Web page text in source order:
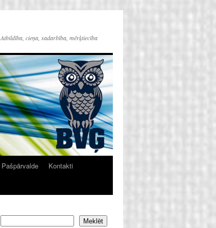
Atbildība, cieņa, sadarbība, mērķtiecība
Pašpārvalde
Kontakti
Meklēt